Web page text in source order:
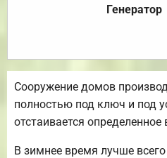
Генератор
Сооружение домов
полностью под ключ и под
отстаивается определенное
В зимнее время лучше